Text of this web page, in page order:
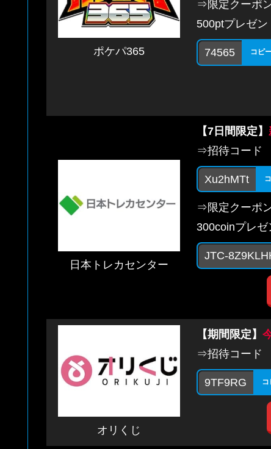
ポケパ365
⇒限定クーポ
500ptプレゼン
74565 コピ
日本トレカセンター
【7日間限定】
⇒招待コード
Xu2hMTt
⇒限定クーポ
300coinプレゼ
JTC-
オリくじ
【期間限定】
⇒招待コード
9TF9RG コ